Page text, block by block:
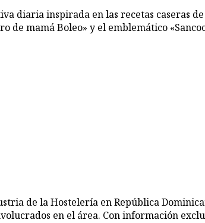
diaria inspirada en las recetas caseras
de mamá Boleo» y el emblemático
de la Hostelería en República
en el área. Con información